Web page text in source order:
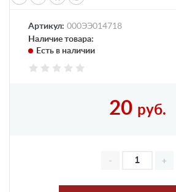
Артикул: 000ЭЭ014718
Наличие товара:
Есть в наличии
20 руб.